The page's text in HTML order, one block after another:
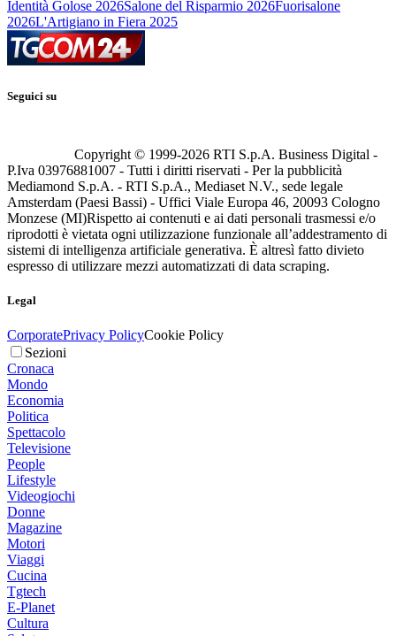
Identità Golose 2026Salone del Risparmio 2026Fuorisalone
2026L'Artigiano in Fiera 2025
Seguici su
Copyright © 1999-2026 RTI S.p.A. Business Digital -
P.Iva 03976881007 - Tutti i diritti riservati - Per la pubblicità
Mediamond S.p.A. - RTI S.p.A., Mediaset N.V., sede legale
Amsterdam (Paesi Bassi) - Uffici Viale Europa 46, 20093 Cologno
Monzese (MI)Rispetto ai contenuti e ai dati personali trasmessi e/o
riprodotti è vietata ogni utilizzazione funzionale all’addestramento di
sistemi di intelligenza artificiale generativa. È altresì fatto divieto
espresso di utilizzare mezzi automatizzati di data scraping.
Legal
CorporatePrivacy PolicyCookie Policy
Sezioni
Cronaca
Mondo
Economia
Politica
Spettacolo
Televisione
People
Lifestyle
Videogiochi
Donne
Magazine
Motori
Viaggi
Cucina
Tgtech
E-Planet
Cultura